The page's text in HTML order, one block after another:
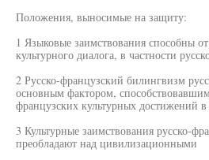
Положения, выносимые на защиту:
1 Языковые заимствования способны
культурного диалога, в частности
2 Русско-французский билингвизм
основным фактором,
французских культурных достижений в
3 Культурные заимствования русско-
преобладают над цивилизационными